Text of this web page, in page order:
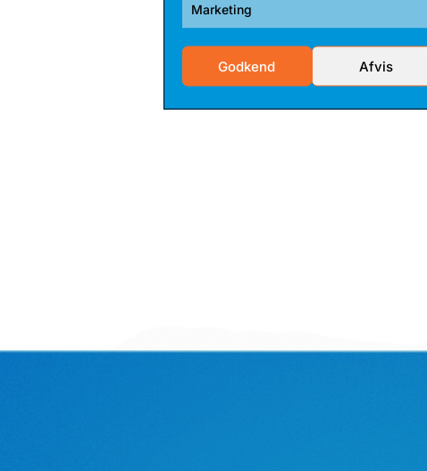
Marketing
Godkend Afvis